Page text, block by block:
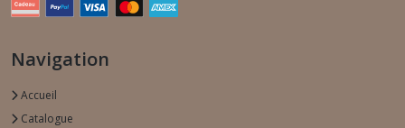
Navigation
Accueil
Catalogue